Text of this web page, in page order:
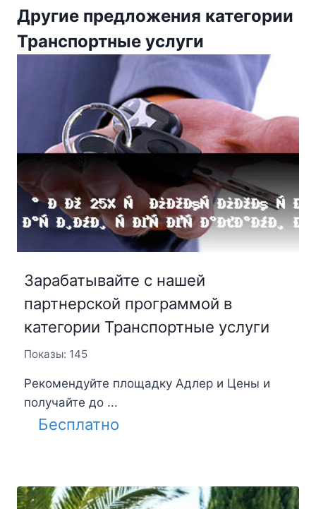
Другие предложения категории
Транспортные услуги
Зарабатывайте с нашей
партнерской программой в
категории Транспортные услуги
Показы: 145
Рекомендуйте площадку Адлер и Цены и
получайте до ...
Бесплатно